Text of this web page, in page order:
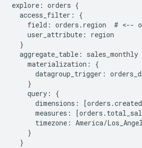
explore: orders {
  access_filter: {
field: orders.region  # <--
    user_attribute: region
  }
aggregate_table: sales_monthly
    materialization: {
datagroup_trigger:
    }
    query: {
dimensions:
measures:
timezone: America/
    }
  }